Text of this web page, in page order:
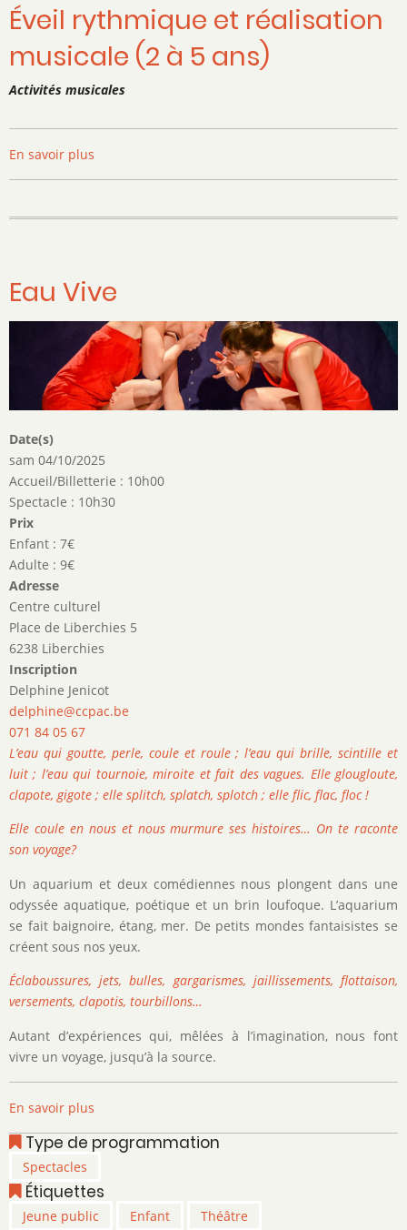
Éveil rythmique et réalisation
musicale (2 à 5 ans)
Activités musicales
En savoir plus
et
à
5
ans)
Eau Vive
Date(s)
sam 04/10/2025
Accueil/Billetterie : 10h00
Spectacle : 10h30
Prix
Enfant : 7€
Adulte : 9€
Adresse
Centre culturel
Place de Liberchies 5
6238 Liberchies
Inscription
Delphine Jenicot
delphine@ccpac.be
071 84 05 67
L’eau qui goutte, perle, coule et roule ; l’eau qui brille, scintille et
luit ; l’eau qui tournoie, miroite et fait des vagues. Elle glougloute,
clapote, gigote ; elle splitch, splatch, splotch ; elle flic, flac, floc !
Elle coule en nous et nous murmure ses histoires… On te raconte
son voyage?
Un aquarium et deux comédiennes nous plongent dans une
odyssée aquatique, poétique et un brin loufoque. L’aquarium
se fait baignoire, étang, mer. De petits mondes fantaisistes se
créent sous nos yeux.
Éclaboussures, jets, bulles, gargarismes, jaillissements, flottaison,
versements, clapotis, tourbillons…
Autant d’expériences qui, mêlées à l’imagination, nous font
vivre un voyage, jusqu’à la source.
En savoir plus
Vive
Type de programmation
Spectacles
Étiquettes
Jeune public Enfant Théâtre